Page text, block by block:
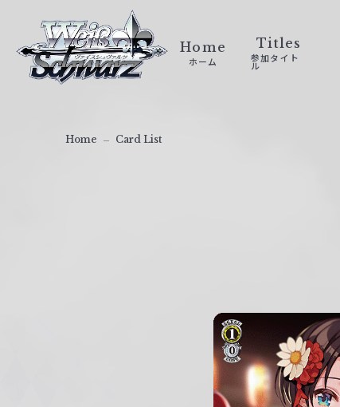
ァ
Home
ホーム
Titles
参加タイト
ル
Home Card List